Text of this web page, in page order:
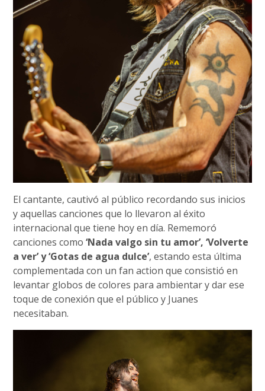
El cantante, cautivó al público recordando sus inicios
y aquellas canciones que lo llevaron al éxito
internacional que tiene hoy en día. Rememoró
canciones como‘Nada valgo sin tu amor’, ‘Volverte
a ver’ y ‘Gotas de agua dulce’, estando esta última
complementada con un fan action que consistió en
levantar globos de colores para ambientar y dar ese
toque de conexión que el público y Juanes
necesitaban.